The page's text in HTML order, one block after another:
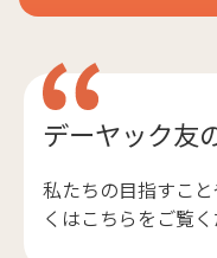
デーヤック友
私たちの目指すこ
くはこちらをご覧く